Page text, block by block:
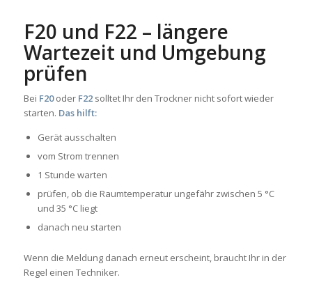
F20 und F22 – längere
Wartezeit und Umgebung
prüfen
Bei F20oder F22solltet Ihr den Trockner nicht sofort wieder
starten. Das hilft:
Gerät ausschalten
vom Strom trennen
1 Stunde warten
prüfen, ob die Raumtemperatur ungefähr zwischen 5 °C
und 35 °C liegt
danach neu starten
Wenn die Meldung danach erneut erscheint, braucht Ihr in der
Regel einen Techniker.